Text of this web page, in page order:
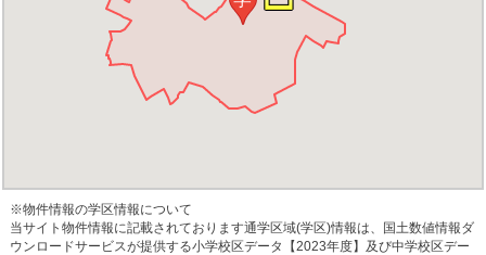
※物件情報の学区情報について
当サイト物件情報に記載されております通学区域(学区)情報は、国土数値情報ダ
ウンロードサービスが提供する小学校区データ【2023年度】及び中学校区デー